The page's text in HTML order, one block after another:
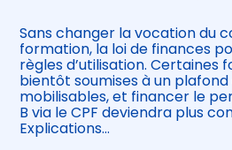
Être prêt pour la facturation
électronique
Sans changer la vocation du
formation, la loi de finances
règles d’utilisation. Certaines
bientôt soumises à un
mobilisables, et financer le
B via le CPF deviendra plus
Explications…